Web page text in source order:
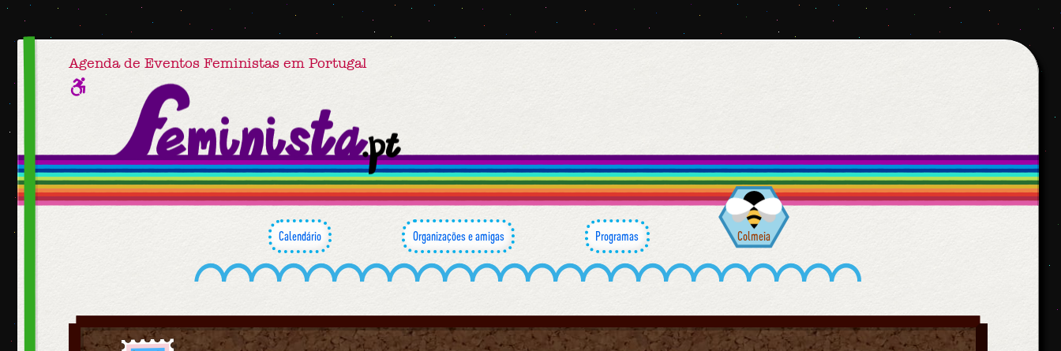
Agenda de Eventos Feministas em Portugal
Calendário Organizações e amigas Programas Colmeia